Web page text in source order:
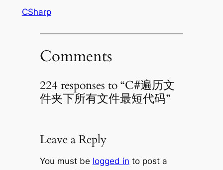
CSharp
Comments
224 responses to “C#遍历文
件夹下所有文件最短代码”
Leave a Reply
You must be logged in to post a